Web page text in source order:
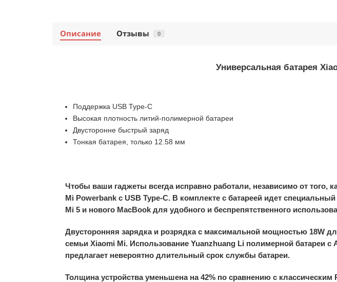
Описание Отзывы 0
Универсальная батарея
Поддержка USB Type-C
Высокая плотность литий-полимерной батареи
Двусторонне быстрый заряд
Тонкая батарея, только 12.58 мм
Чтобы ваши гаджеты всегда исправно работали, независимо от того,
Mi Powerbank с USB Type-C. В комплекте с батареей идет
Мі 5 и нового MacBook для удобного и беспрепятственного
Двусторонняя зарядка и розрядка с максимальной мощностью 18W
семьи Xiaomi Mi. Использование Yuanzhuang Li полимерной батареи
предлагает невероятно длительный срок службы батареи.
Толщина устройства уменьшена на 42% по сравнению с